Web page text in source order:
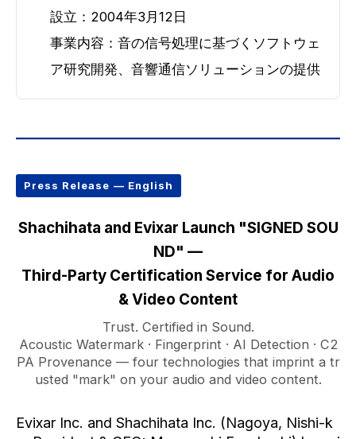
設立：2004年3月12日
事業内容：音の信号処理に基づくソフトウェ
ア研究開発、音響通信ソリューションの提供
Press Release — English
Shachihata and Evixar Launch "SIGNED SOU
ND" —
Third-Party Certification Service for Audio
& Video Content
Trust. Certified in Sound.
Acoustic Watermark · Fingerprint · AI Detection · C2
PA Provenance — four technologies that imprint a tr
usted "mark" on your audio and video content.
Evixar Inc. and Shachihata Inc. (Nagoya, Nishi-k